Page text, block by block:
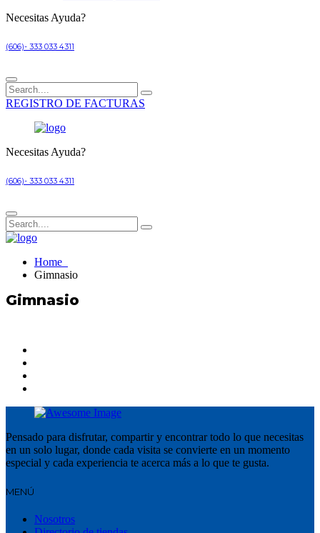
Necesitas Ayuda?
(606)- 333 033 4311
REGISTRO DE FACTURAS
Necesitas Ayuda?
(606)- 333 033 4311
Home
Gimnasio
Gimnasio
Pensado para disfrutar, compartir y encontrar todo lo que necesitas
en un solo lugar, donde cada visita se convierte en un momento
especial y cada experiencia te acerca más a lo que te gusta.
MENÚ
Nosotros